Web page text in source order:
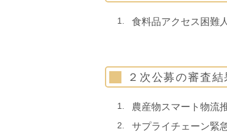
食料品アクセス困難
令和
２次公募の審査
農産物スマート物流
サプライチェーン緊